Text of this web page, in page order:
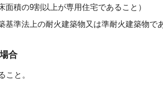
面積の9割以上が専用住宅であること）
基準法上の耐火建築物又は準耐火建築物で
合
こと。